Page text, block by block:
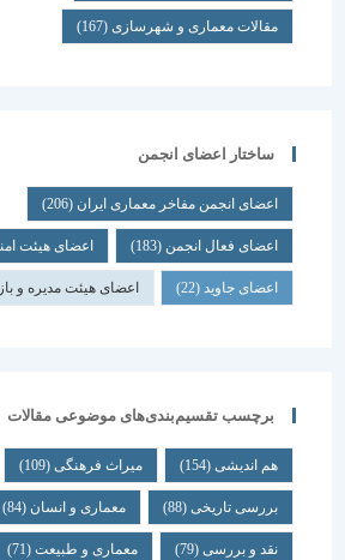
مقالات معماری و شهرسازی(167)
ساختار اعضای انجمن
اعضای انجمن مفاخر معماری ایران (206)
اعضای فعال انجمن(183) اعضای هیئت امنا(42)
اعضای جاوید(22) اعضای هیئت مدیره و بازرسان(7)
برچسب تقسیم‌بندی‌های موضوعی مقالات
هم اندیشی (154) میراث فرهنگی (109)
بررسی تاریخی (88) معماری و انسان (84)
نقد و بررسی (79) معماری و طبیعت (71)